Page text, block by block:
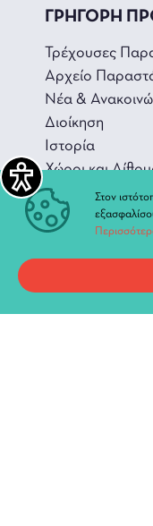
ΓΡΗΓΟΡΗ
Τρέχουσες
Αρχείο
Νέα &
Διοίκηση
Ιστορία
Χώροι και
Προσωπικά
Όροι χρήσης
Στον